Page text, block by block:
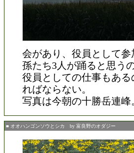
会があり、役員として参
孫たち3人が踊ると思う
役員としての仕事もあ
ればならない。
写真は今朝の十勝岳連
■ オオハンゴンソウとシカ by 富良野のオダジー